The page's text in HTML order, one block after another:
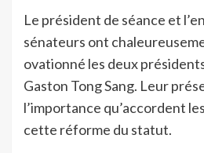
Le président de séance et
sénateurs ont
ovationné les deux
Gaston Tong Sang. Leur
l’importance qu’accordent
cette réforme du statut.